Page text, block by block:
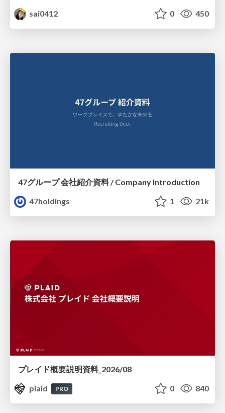
sai0412
0 450
47グループ 会社紹介資料 / Company Introduction
47holdings
1 21k
プレイド概要説明資料_2026/08
plaid
PRO 0 840